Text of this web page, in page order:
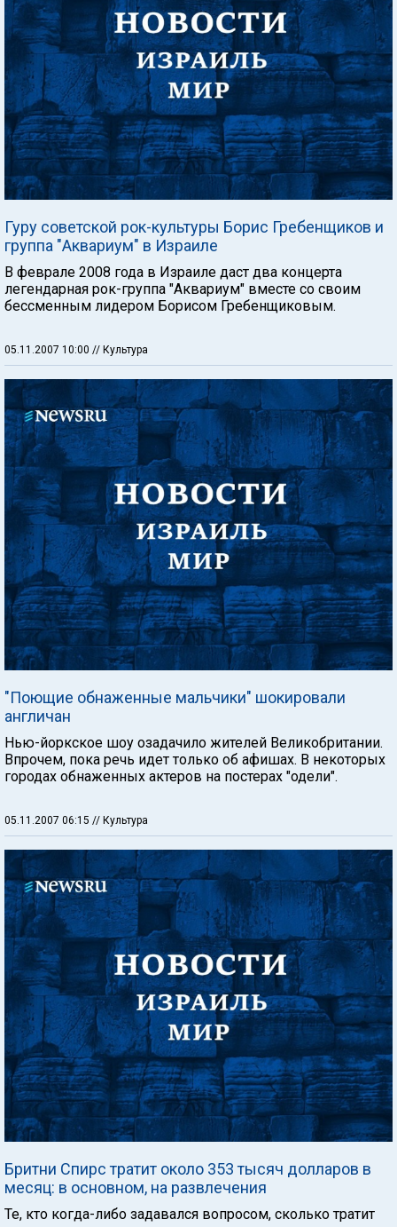
Гуру советской рок-культуры Борис Гребенщиков и
группа "Аквариум" в Израиле
В феврале 2008 года в Израиле даст два концерта
легендарная рок-группа "Аквариум" вместе со своим
бессменным лидером Борисом Гребенщиковым.
05.11.2007 10:00 // Культура
"Поющие обнаженные мальчики" шокировали
англичан
Нью-йоркское шоу озадачило жителей Великобритании.
Впрочем, пока речь идет только об афишах. В некоторых
городах обнаженных актеров на постерах "одели".
05.11.2007 06:15 // Культура
Бритни Спирс тратит около 353 тысяч долларов в
месяц: в основном, на развлечения
Те, кто когда-либо задавался вопросом, сколько тратит